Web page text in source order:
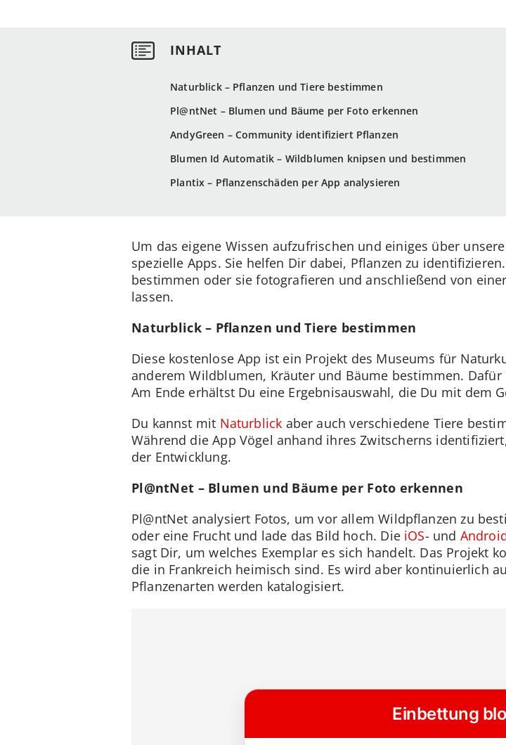
Naturblick – Pflanzen und Tiere bestimmen
Pl@ntNet – Blumen und Bäume per Foto erkennen
AndyGreen – Community identifiziert Pflanzen
Blumen Id Automatik – Wildblumen knipsen und bestimmen
Plantix – Pflanzenschäden per App analysieren
Um das eigene Wissen aufzufrischen und einiges über
spezielle Apps. Sie helfen Dir dabei, Pflanzen zu
bestimmen oder sie fotografieren und anschließend von
lassen.
Naturblick – Pflanzen und Tiere bestimmen
Diese kostenlose App ist ein Projekt des Museums für
anderem Wildblumen, Kräuter und Bäume bestimmen.
Am Ende erhältst Du eine Ergebnisauswahl, die Du mit dem
Du kannst mit Naturblick aber auch verschiedene Tiere
Während die App Vögel anhand ihres Zwitscherns
der Entwicklung.
Pl@ntNet – Blumen und Bäume per Foto erkennen
Pl@ntNet analysiert Fotos, um vor allem Wildpflanzen zu
oder eine Frucht und lade das Bild hoch. Die iOS- und
sagt Dir, um welches Exemplar es sich handelt. Das Projekt
die in Frankreich heimisch sind. Es wird aber kontinuierlich
Pflanzenarten werden katalogisiert.